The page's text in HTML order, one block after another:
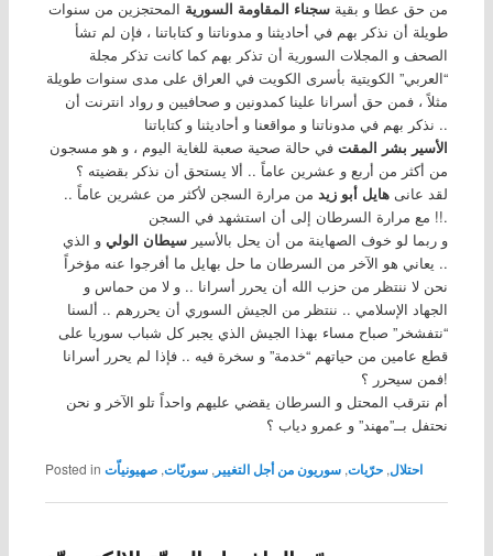
من حق عطا و بقية سجناء المقاومة السورية المحتجزين من سنوات
طويلة أن نذكر بهم في أحاديثنا و مدوناتنا و كتاباتنا ، فإن لم تشأ
الصحف و المجلات السورية أن تذكر بهم كما كانت تذكر مجلة
“العربي” الكويتية بأسرى الكويت في العراق على مدى سنوات طويلة
مثلاً ، فمن حق أسرانا علينا كمدونين و صحافيين و رواد انترنت أن
نذكر بهم في مدوناتنا و مواقعنا و أحاديثنا و كتاباتنا ..
الأسير بشر المقتفي حالة صحية صعبة للغاية اليوم ، و هو مسجون
من أكثر من أربع و عشرين عاماً .. ألا يستحق أن نذكر بقضيته ؟
لقد عانى هايل أبو زيدمن مرارة السجن لأكثر من عشرين عاماً ..
مع مرارة السرطان إلى أن استشهد في السجن !!.
و ربما لو خوف الصهاينة من أن يحل بالأسير سيطان الوليو الذي
يعاني هو الآخر من السرطان ما حل بهايل ما أفرجوا عنه مؤخراً ..
نحن لا ننتظر من حزب الله أن يحرر أسرانا .. و لا من حماس و
الجهاد الإسلامي .. ننتظر من الجيش السوري أن يحررهم .. ألسنا
“نتفشخر” صباح مساء بهذا الجيش الذي يجبر كل شباب سوريا على
قطع عامين من حياتهم “خدمة” و سخرة فيه .. فإذا لم يحرر أسرانا
فمن سيحرر ؟!
أم نترقب المحتل و السرطان يقضي عليهم واحداً تلو الآخر و نحن
نحتفل بــ”مهند” و عمرو دياب ؟
Posted in احتلال,حرّيات,سوريون من أجل التغيير,سوريّات,صهيونياّت